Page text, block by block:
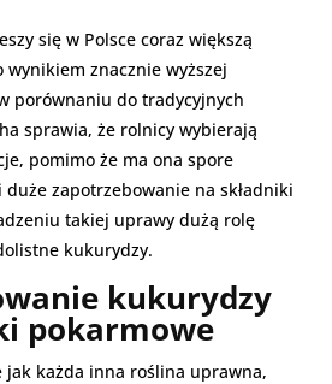
się w Polsce coraz większą
wynikiem znacznie wyższej
porównaniu do tradycyjnych
sprawia, że rolnicy wybierają
pomimo że ma ona spore
zapotrzebowanie na składniki
takiej uprawy dużą rolę
kukurydzy.
kukurydzy
pokarmowe
jak każda inna roślina uprawna,